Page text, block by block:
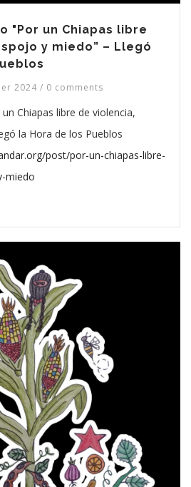
"Por un Chiapas libre
y miedo” – Llegó
2024 / 0 comments
Chiapas libre de violencia,
la Hora de los Pueblos
post/por-un-chiapas-libre-
miedo